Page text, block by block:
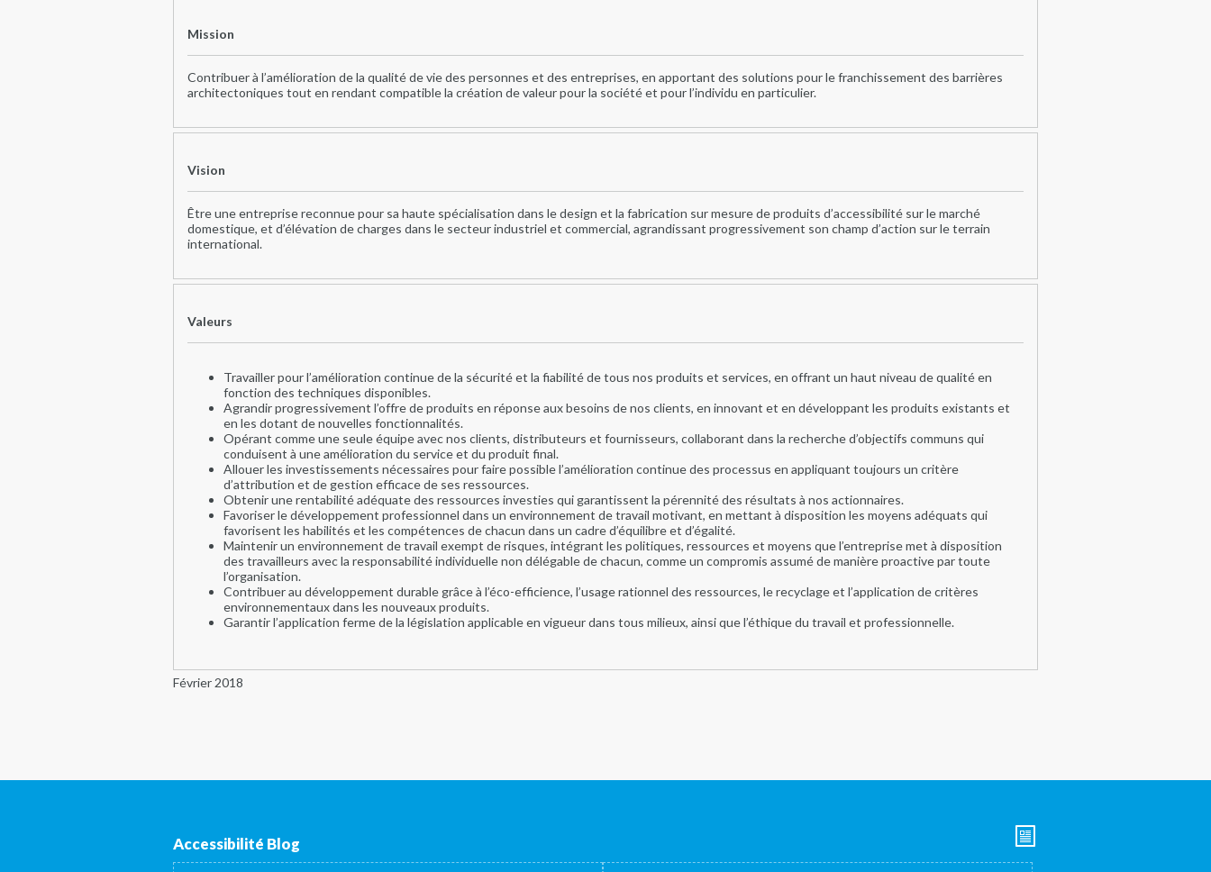
Mission
Contribuer à l’amélioration de la qualité de vie des personnes et des entreprises, en apportant des solutions pour le franchissement des barrières
architectoniques tout en rendant compatible la création de valeur pour la société et pour l’individu en particulier.
Vision
Être une entreprise reconnue pour sa haute spécialisation dans le design et la fabrication sur mesure de produits d’accessibilité sur le marché
domestique, et d’élévation de charges dans le secteur industriel et commercial, agrandissant progressivement son champ d’action sur le terrain
international.
Valeurs
Travailler pour l’amélioration continue de la sécurité et la fiabilité de tous nos produits et services, en offrant un haut niveau de qualité en
fonction des techniques disponibles.
Agrandir progressivement l’offre de produits en réponse aux besoins de nos clients, en innovant et en développant les produits existants et
en les dotant de nouvelles fonctionnalités.
Opérant comme une seule équipe avec nos clients, distributeurs et fournisseurs, collaborant dans la recherche d’objectifs communs qui
conduisent à une amélioration du service et du produit final.
Allouer les investissements nécessaires pour faire possible l’amélioration continue des processus en appliquant toujours un critère
d’attribution et de gestion efficace de ses ressources.
Obtenir une rentabilité adéquate des ressources investies qui garantissent la pérennité des résultats à nos actionnaires.
Favoriser le développement professionnel dans un environnement de travail motivant, en mettant à disposition les moyens adéquats qui
favorisent les habilités et les compétences de chacun dans un cadre d’équilibre et d’égalité.
Maintenir un environnement de travail exempt de risques, intégrant les politiques, ressources et moyens que l’entreprise met à disposition
des travailleurs avec la responsabilité individuelle non délégable de chacun, comme un compromis assumé de manière proactive par toute
l’organisation.
Contribuer au développement durable grâce à l’éco-efficience, l’usage rationnel des ressources, le recyclage et l’application de critères
environnementaux dans les nouveaux produits.
Garantir l’application ferme de la législation applicable en vigueur dans tous milieux, ainsi que l’éthique du travail et professionnelle.
Février 2018
Accessibilité Blog